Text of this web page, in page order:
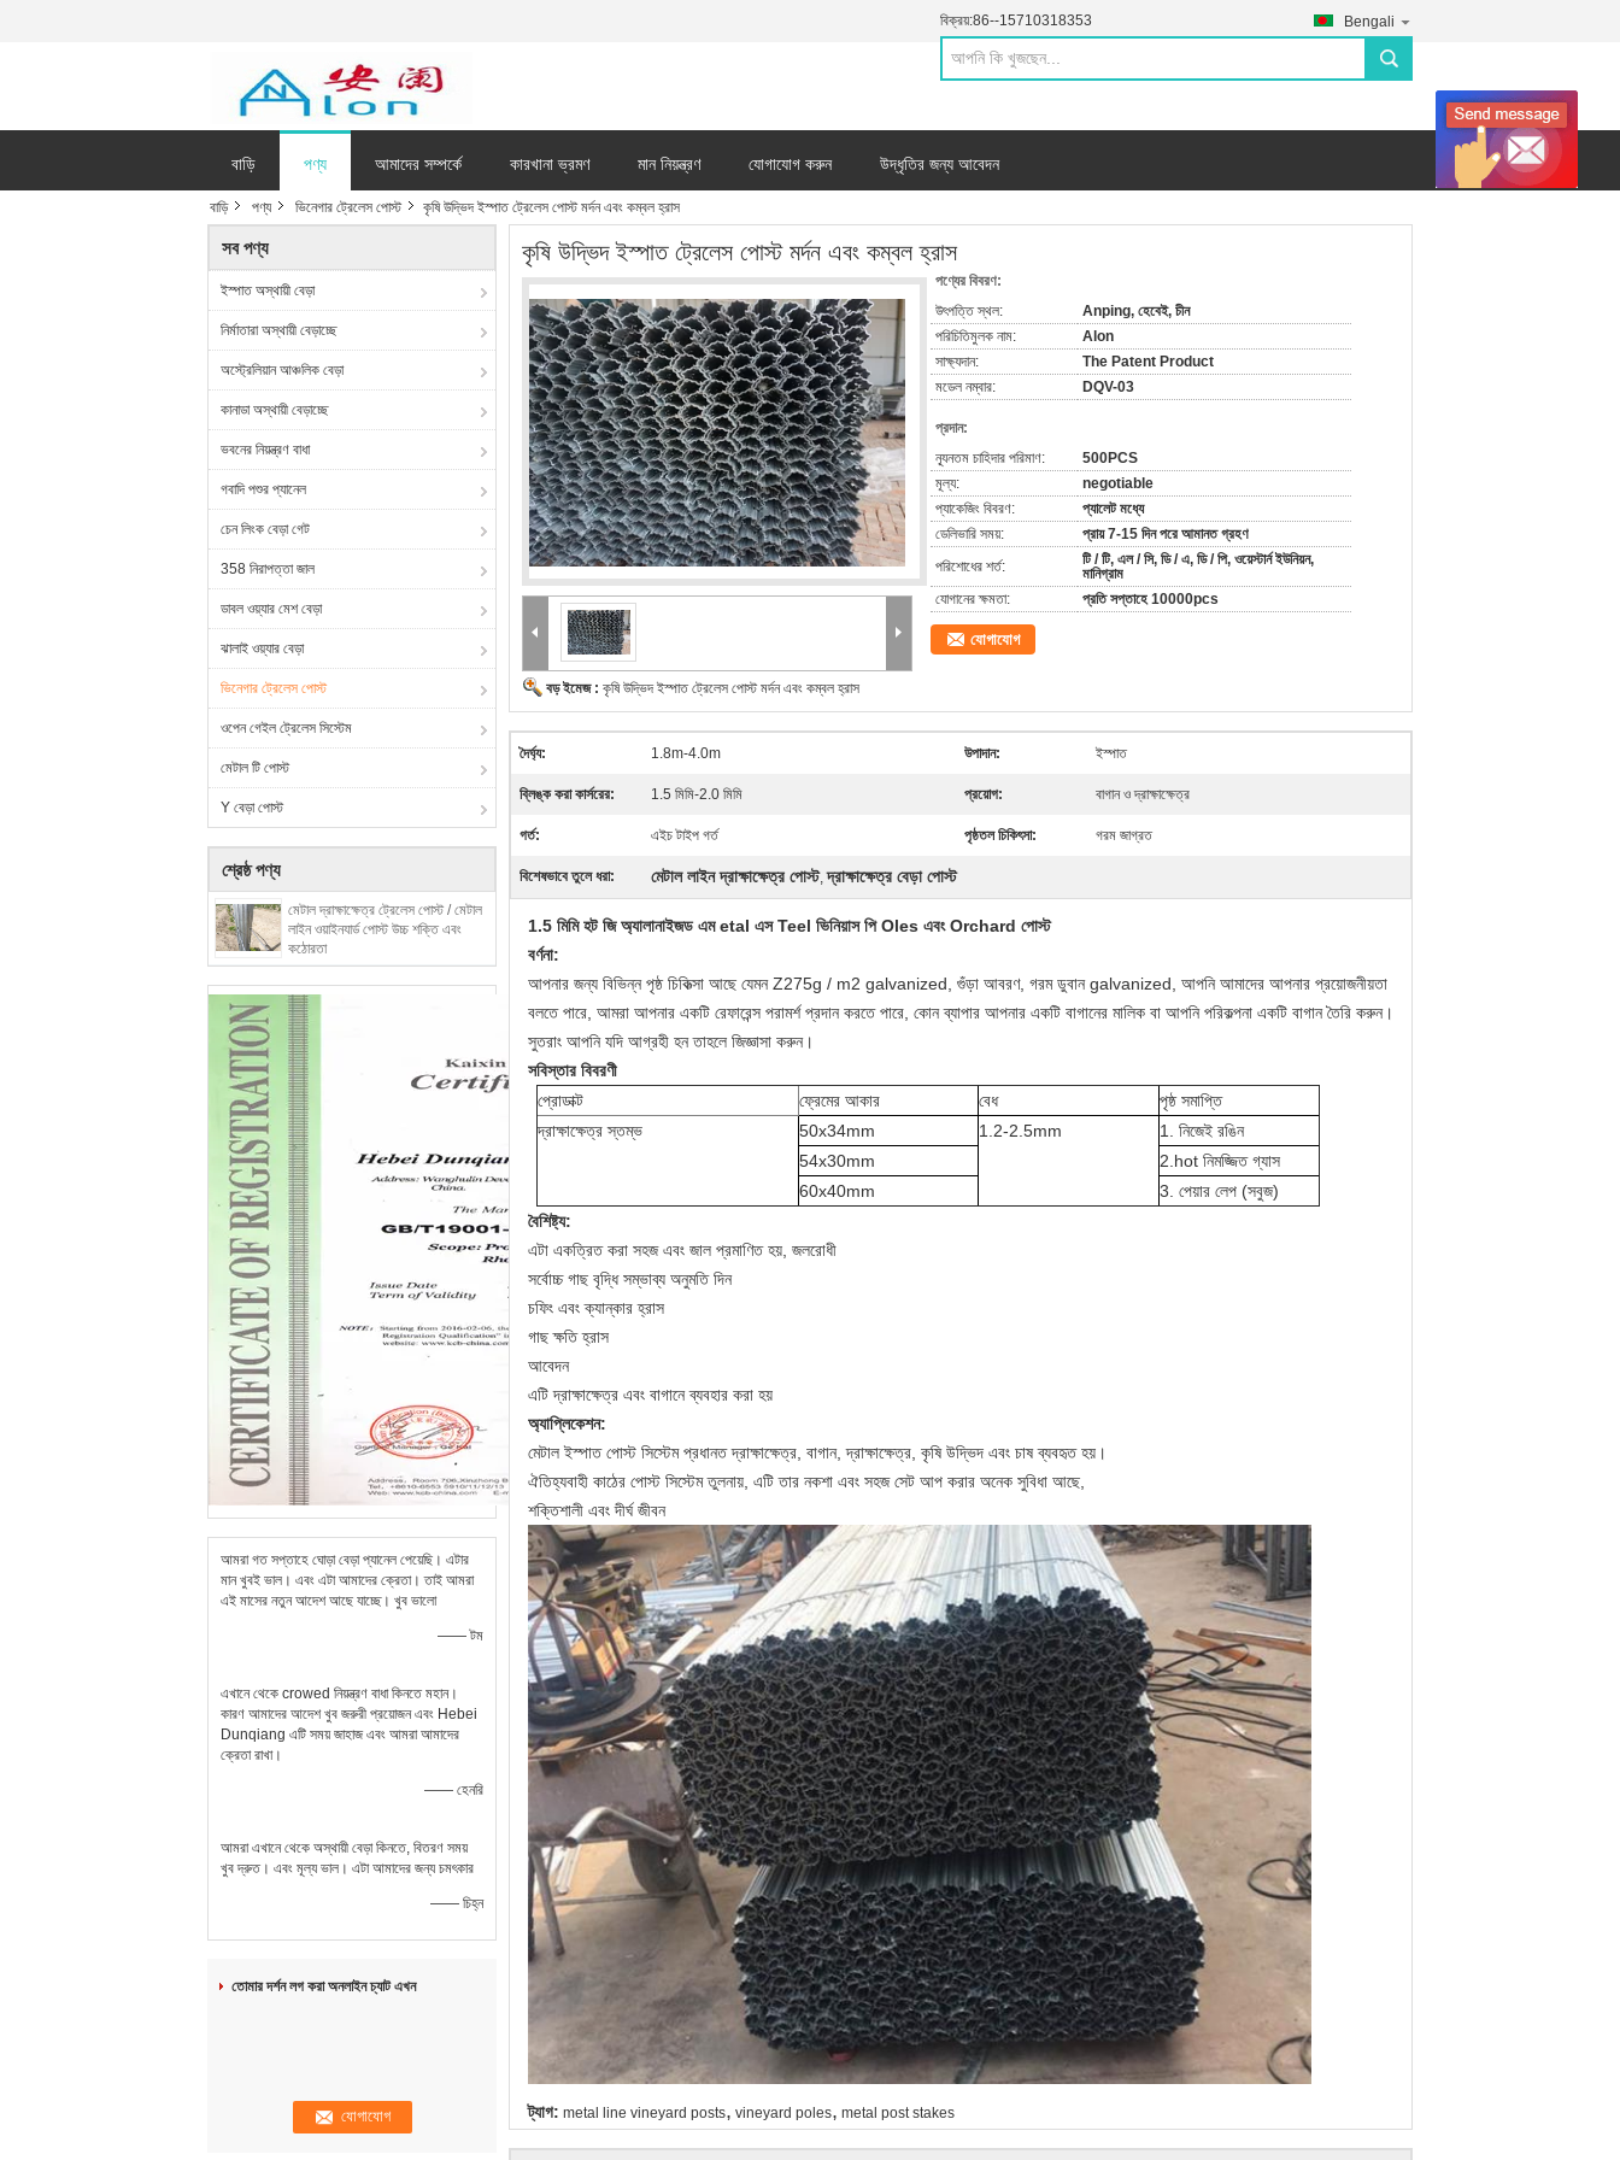
বিক্রয়:86--15710318353 Bengali
search
বাড়ি পণ্য আমাদের সম্পর্কে কারখানা ভ্রমণ মান নিয়ন্ত্রণ যোগাযোগ করুন উদ্ধৃতির জন্য আবেদন
বাড়ি পণ্য ভিনেগার ট্রেলেস পোস্ট কৃষি উদ্ভিদ ইস্পাত ট্রেলেস পোস্ট মর্দন এবং কম্বল হ্রাস
সব পণ্য
ইস্পাত অস্থায়ী বেড়া
নির্মাতারা অস্থায়ী বেড়াচ্ছে
অস্ট্রেলিয়ান আঞ্চলিক বেড়া
কানাডা অস্থায়ী বেড়াচ্ছে
ভবনের নিয়ন্ত্রণ বাধা
গবাদি পশুর প্যানেল
চেন লিংক বেড়া গেট
358 নিরাপত্তা জাল
ডাবল ওয়্যার মেশ বেড়া
ঝালাই ওয়্যার বেড়া
ভিনেগার ট্রেলেস পোস্ট
ওপেন গেইল ট্রেলেস সিস্টেম
মেটাল টি পোস্ট
Y বেড়া পোস্ট
শ্রেষ্ঠ পণ্য
মেটাল দ্রাক্ষাক্ষেত্র ট্রেলেস পোস্ট / মেটাল
লাইন ওয়াইনযার্ড পোস্ট উচ্চ শক্তি এবং
কঠোরতা
আমরা গত সপ্তাহে ঘোড়া বেড়া প্যানেল পেয়েছি। এটার
মান খুবই ভাল। এবং এটা আমাদের ক্রেতা। তাই আমরা
এই মাসের নতুন আদেশ আছে যাচ্ছে। খুব ভালো
—— টম
এখানে থেকে crowed নিয়ন্ত্রণ বাধা কিনতে মহান।
কারণ আমাদের আদেশ খুব জরুরী প্রয়োজন এবং Hebei
Dunqiang এটি সময় জাহাজ এবং আমরা আমাদের
ক্রেতা রাখা।
—— হেনরি
আমরা এখানে থেকে অস্থায়ী বেড়া কিনতে, বিতরণ সময়
খুব দ্রুত। এবং মূল্য ভাল। এটা আমাদের জন্য চমৎকার
—— চিহ্ন
তোমার দর্শন লগ করা অনলাইন চ্যাট এখন
কৃষি উদ্ভিদ ইস্পাত ট্রেলেস পোস্ট মর্দন এবং কম্বল হ্রাস
বড় ইমেজ : কৃষি উদ্ভিদ ইস্পাত ট্রেলেস পোস্ট মর্দন এবং কম্বল হ্রাস
পণ্যের বিবরণ:
উৎপত্তি স্থল:
Anping, হেবেই, চীন
পরিচিতিমুলক নাম:
Alon
সাক্ষ্যদান:
The Patent Product
মডেল নম্বার:
DQV-03
প্রদান:
ন্যূনতম চাহিদার পরিমাণ:
500PCS
মূল্য:
negotiable
প্যাকেজিং বিবরণ:
প্যালেট মধ্যে
ডেলিভারি সময়:
প্রায় 7-15 দিন পরে আমানত গ্রহণ
পরিশোধের শর্ত:
টি / টি, এল / সি, ডি / এ, ডি / পি, ওয়েস্টার্ন ইউনিয়ন,
মানিগ্রাম
যোগানের ক্ষমতা:
প্রতি সপ্তাহে 10000pcs
যোগাযোগ
দৈর্ঘ্য: 1.8m-4.0m উপাদান: ইস্পাত
ব্লিঙ্ক করা কার্সরের: 1.5 মিমি-2.0 মিমি প্রয়োগ: বাগান ও দ্রাক্ষাক্ষেত্র
গর্ত: এইচ টাইপ গর্ত পৃষ্ঠতল চিকিৎসা: গরম জাগ্রত
বিশেষভাবে তুলে ধরা: মেটাল লাইন দ্রাক্ষাক্ষেত্র পোস্ট,দ্রাক্ষাক্ষেত্র বেড়া পোস্ট
1.5 মিমি হট জি অ্যালানাইজড এম etal এস Teel ভিনিয়াস পি Oles এবং Orchard পোস্ট
বর্ণনা:
আপনার জন্য বিভিন্ন পৃষ্ঠ চিকিত্সা আছে যেমন Z275g / m2 galvanized, গুঁড়া আবরণ, গরম ডুবান galvanized, আপনি আমাদের আপনার প্রয়োজনীয়তা
বলতে পারে, আমরা আপনার একটি রেফারেন্স পরামর্শ প্রদান করতে পারে, কোন ব্যাপার আপনার একটি বাগানের মালিক বা আপনি পরিকল্পনা একটি বাগান তৈরি করুন।
সুতরাং আপনি যদি আগ্রহী হন তাহলে জিজ্ঞাসা করুন।
সবিস্তার বিবরণী
প্রোডাক্ট
ফ্রেমের আকার বেধ
পৃষ্ঠ সমাপ্তি
দ্রাক্ষাক্ষেত্র স্তম্ভ 50x34mm 1.2-2.5mm
1. নিজেই রঙিন
54x30mm
2.hot নিমজ্জিত গ্যাস
60x40mm
3. পেয়ার লেপ (সবুজ)
বৈশিষ্ট্য:
এটা একত্রিত করা সহজ এবং জাল প্রমাণিত হয়, জলরোধী
সর্বোচ্চ গাছ বৃদ্ধি সম্ভাব্য অনুমতি দিন
চফিং এবং ক্যান্কার হ্রাস
গাছ ক্ষতি হ্রাস
আবেদন
এটি দ্রাক্ষাক্ষেত্র এবং বাগানে ব্যবহার করা হয়
অ্যাপ্লিকেশন:
মেটাল ইস্পাত পোস্ট সিস্টেম প্রধানত দ্রাক্ষাক্ষেত্র, বাগান, দ্রাক্ষাক্ষেত্র, কৃষি উদ্ভিদ এবং চাষ ব্যবহৃত হয়।
ঐতিহ্যবাহী কাঠের পোস্ট সিস্টেম তুলনায়, এটি তার নকশা এবং সহজ সেট আপ করার অনেক সুবিধা আছে,
শক্তিশালী এবং দীর্ঘ জীবন
ট্যাগ: metal line vineyard posts, vineyard poles, metal post stakes